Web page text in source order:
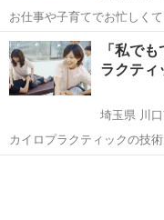
お仕事や子育てでお忙しく
開業経験のある講師陣から
られる技術と知識をマイペースで修得
★実技 整体 ボディケア...
東京 北区 カイロ
「私で
ラクテ
埼玉県 川
カイロプラクティックの技
職先をしようか。 期待と同時に湧いてくる不安を解消するために、 一